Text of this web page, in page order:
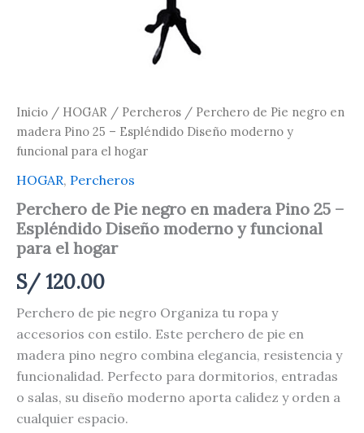
Inicio / HOGAR / Percheros / Perchero de Pie negro en
madera Pino 25 – Espléndido Diseño moderno y
funcional para el hogar
HOGAR, Percheros
Perchero de Pie negro en madera Pino 25 –
Espléndido Diseño moderno y funcional
para el hogar
S/120.00
Perchero de pie negro Organiza tu ropa y
accesorios con estilo. Este perchero de pie en
madera pino negro combina elegancia, resistencia y
funcionalidad. Perfecto para dormitorios, entradas
o salas, su diseño moderno aporta calidez y orden a
cualquier espacio.